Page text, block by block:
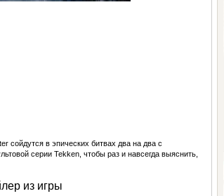
сойдутся в эпических битвах два на два с
серии Tekken, чтобы раз и навсегда выяснить,
из игры